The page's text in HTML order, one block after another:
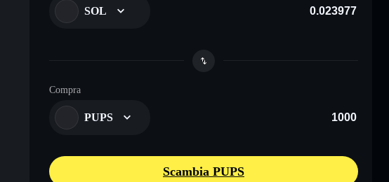
SOL
Compra
PUPS
Scambia PUPS